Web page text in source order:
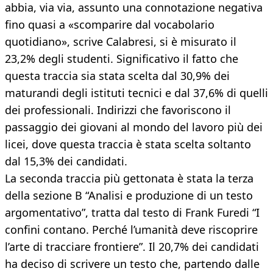
abbia, via via, assunto una connotazione negativa
fino quasi a «scomparire dal vocabolario
quotidiano», scrive Calabresi, si è misurato il
23,2% degli studenti. Significativo il fatto che
questa traccia sia stata scelta dal 30,9% dei
maturandi degli istituti tecnici e dal 37,6% di quelli
dei professionali. Indirizzi che favoriscono il
passaggio dei giovani al mondo del lavoro più dei
licei, dove questa traccia è stata scelta soltanto
dal 15,3% dei candidati.
La seconda traccia più gettonata è stata la terza
della sezione B “Analisi e produzione di un testo
argomentativo”, tratta dal testo di Frank Furedi “I
confini contano. Perché l’umanità deve riscoprire
l’arte di tracciare frontiere”. Il 20,7% dei candidati
ha deciso di scrivere un testo che, partendo dalle